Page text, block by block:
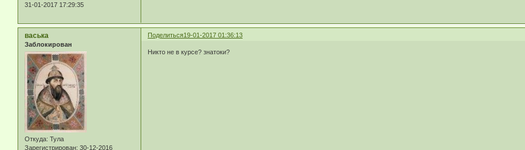
31-01-2017 17:29:35
Поделиться19-01-2017 01:36:13
васька
Заблокирован
Откуда: Тула
Зарегистрирован: 30-12-2016
Никто не в курсе? знатоки?